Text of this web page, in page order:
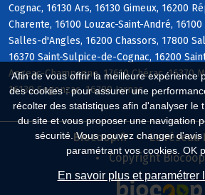
Afin de vous offrir la meilleure expérience
des cookies : pour assurer une
récolter des statistiques afin d'analyser le
du site et vous proposer une navigation
sécurité. Vous pouvez changer
paramétrant vos cookies. OK
En savoir plus et paramétrer
Cognac, 16130 Ars, 16130 Gimeux, 16200
Charente, 16100 Louzac-Saint-André,
Salles-d'Angles, 16200 Chassors, 17800
16370 Saint-Sulpice-de-Cognac, 16200
Angeac-Champagne, 17610 Chérac, 16370
16130 Segonzac, 16200 Jarnac
Biocoop.fr
Le réseau
Copyright